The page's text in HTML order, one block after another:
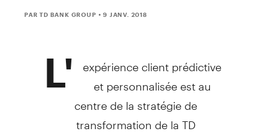
PAR TD BANK GROUP • 9 JANV. 2018
L' expérience client prédictive
et personnalisée est au
centre de la stratégie de
transformation de la TD